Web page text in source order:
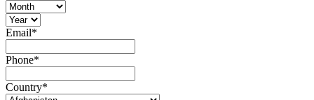
Email*
Phone*
Country*